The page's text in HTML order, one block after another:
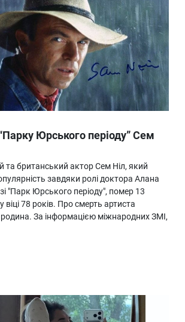
Юрського періоду” Сем
та британський актор Сем Ніл, який
завдяки ролі доктора Алана
"Парк Юрського періоду", помер 13
віці 78 років. Про смерть артиста
За інформацією міжнародних ЗМІ,